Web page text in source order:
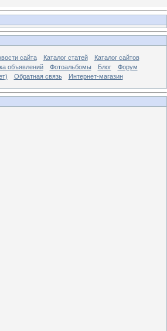
сайта Каталог статей
Каталог сайтов
объявлений Фотоальбомы Блог
Форум
Обратная связь Интернет-магазин